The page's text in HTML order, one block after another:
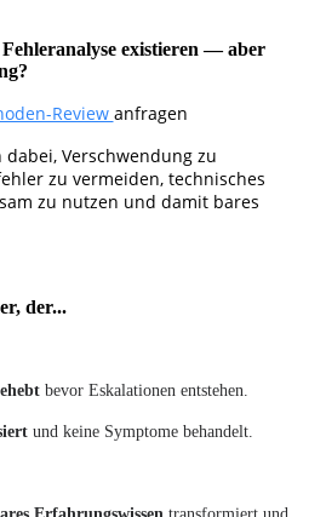
existieren — aber
Review anfragen
Verschwendung zu
zu vermeiden, technisches
zu nutzen und damit bares
der...
bevor Eskalationen entstehen.
und keine Symptome behandelt.